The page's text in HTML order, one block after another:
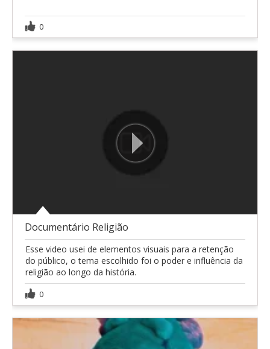
0
Documentário Religião
Esse video usei de elementos visuais para a retenção
do público, o tema escolhido foi o poder e influência da
religião ao longo da história.
0